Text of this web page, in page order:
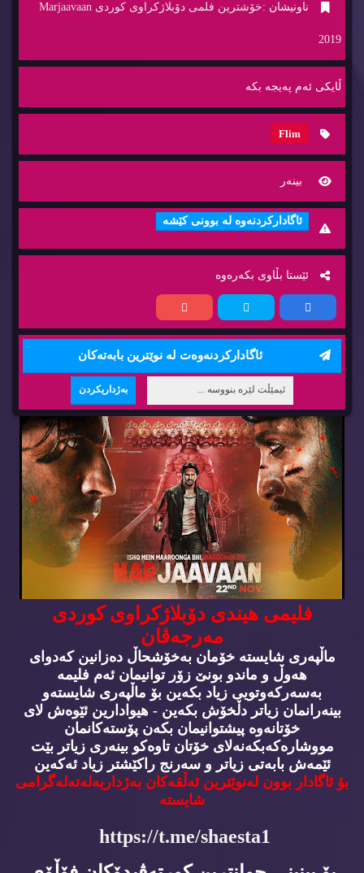
ناونیشان : خۆشترین فلمی دۆبلاژكراوی كوردی Marjaavaan
2019
ڵایكی ئه‌م په‌یجه‌ بكه‌
Flim
بینه‌ر
ئاگاداركردنه‌وه‌ له‌ بوونی كێشه‌
ئێستا بڵاوی بكه‌ره‌وه‌
ئاگاداركردنه‌وه‌ت له‌ نوێترین بابه‌ته‌كان
فلیمی هیندی دۆبلاژكراوی كوردی
مه‌رجه‌ڤان
ماڵپه‌ری شایسته‌ خۆمان به‌خۆشحاڵ ده‌زانین كه‌دوای
هه‌وڵ و ماندو بونێ زۆر توانیمان ئه‌م فلیمه‌
به‌سه‌ركه‌وتویی زیاد بكه‌ین بۆ ماڵپه‌ری شایسته‌و
بینه‌رانمان زیاتر دڵخۆش بكه‌ین - هیوادارین ئێوه‌ش لای
خۆتانه‌وه‌ پیشتوانیمان بكه‌ن پۆسته‌كانمان
مووشاره‌كه‌بكه‌نه‌لای خۆتان تاوه‌كو بینه‌ری زیاتر بێت
ئێمه‌ش بابه‌تی زیاتر و سه‌رنج راكێشتر زیاد ئه‌كه‌ین
بۆ ئاگادار بوون له‌نوێترین ئه‌ڵقه‌كان به‌ژداربه‌له‌ته‌له‌گرامی
شایسته‌
https://t.me/shaesta1